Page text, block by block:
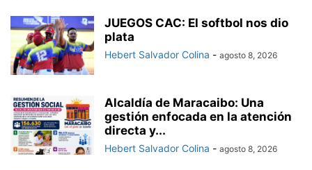
JUEGOS CAC: El softbol nos dio
plata
Hebert Salvador Colina - agosto 8, 2026
Alcaldía de Maracaibo: Una
gestión enfocada en la atención
directa y...
Hebert Salvador Colina - agosto 8, 2026